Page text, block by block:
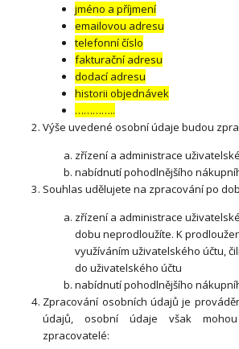
jméno a příjmení
emailovou adresu
telefonní číslo
fakturační adresu
dodací adresu
historii objednávek
…………..
Výše uvedené osobní údaje budou
zřízení a administrace
nabídnutí pohodlnějšího
Souhlas udělujete na zpracování po
zřízení a administrace
dobu neprodloužíte. K
využíváním uživatelského účtu,
do uživatelského účtu
nabídnutí pohodlnějšího
Zpracování osobních údajů je
údajů, osobní údaje však
zpracovatelé: